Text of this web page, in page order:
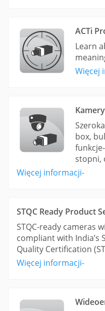
ACTi
Learn
Więcej
Kamery
box,
stopni,
Więcej informacji-
STQC Ready Product
STQC-ready cameras
compliant with India’s
Quality Certification
Więcej informacji-